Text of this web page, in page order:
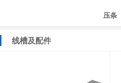
压条
线槽及配件